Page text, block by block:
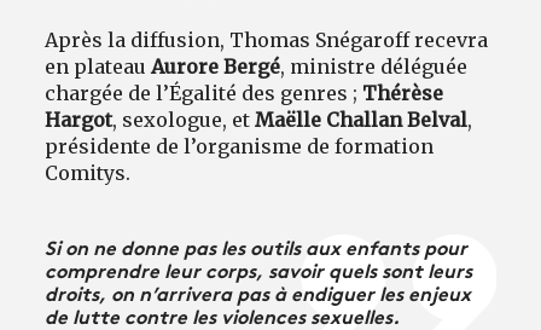
Après la diffusion, Thomas Snégaroff recevra
en plateauAurore Bergé, ministre déléguée
chargée de l’Égalité des genres ; Thérèse
Hargot, sexologue, etMaëlle Challan Belval,
présidente de l’organisme de formation
Comitys.
Si on ne donne pas les outils aux enfants pour
comprendre leur corps, savoir quels sont leurs
droits, on n’arrivera pas à endiguer les enjeux
de lutte contre les violences sexuelles.